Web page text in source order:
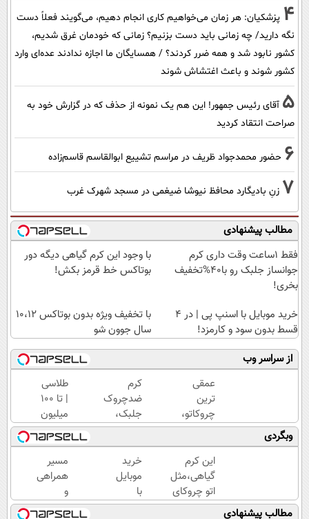
4 پزشکیان: هر زمان می‌خواهیم کاری انجام دهیم، می‌گویند فعلاً دست
نگه دارید/ چه زمانی باید دست بزنیم؟ زمانی که خودمان غرق شدیم،
کشور نابود شد و همه ضرر کردند؟ / همسایگان ما اجازه ندادند عده‌ای وارد
کشور شوند و باعث اغتشاش شوند
5 آقای رئیس جمهور! این هم یک نمونه از حذف که در گزارش خود به
صراحت انتقاد کردید
6 حضور محمدجواد ظریف در مراسم تشییع ابوالقاسم قاسم‌زاده
7 زنِ بادیگارد محافظ نیوشا ضیغمی در مسجد شهرک غرب
مطالب پیشنهادی
فقط 1ساعت وقت داری کرم
جوانساز جلبک رو با40%تخفیف
بخری!
با وجود این کرم گیاهی دیگه دور
بوتاکس خط قرمز بکش!
خرید موبایل با اسنپ پی | در ۴
قسط بدون سود و کارمزد!
با تخفیف ویژه بدون بوتاکس ۱۰،۱۲
سال جوون شو
از سراسر وب
عمقی
ترین
چروکاتو،
با این
کرم
جوانساز،
صاف
کن!
(50%
کرم
ضدچروک
جلبک،
جوانسازی
طبیعی
پوست
شما40%تخفیف
طلاسی
| تا 100
میلیون
وام
آنی
خرید
طلا💰
ثبت
نام
وبگردی
این کرم
گیاهی،مثل
اتو چروکای
پوستتوصاف
خرید
موبایل
با
اسنپ
مسیر
همراهی
و
گزارش
مطالب پیشنهادی